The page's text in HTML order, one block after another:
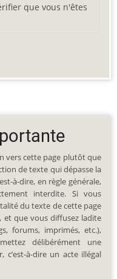
que vous n'êtes
vers cette page plutôt que
de texte qui dépasse la
à-dire, en règle générale,
interdite. Si vous
du texte de cette page
et que vous diffusez ladite
forums, imprimés, etc.),
délibérément une
à-dire un acte illégal